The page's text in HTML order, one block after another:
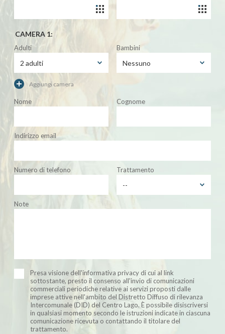
CAMERA 1:
Adulti Bambini
Aggiungi camera
Nome Cognome
Indirizzo email
Numero di telefono Trattamento
Note
Presa visione dell'informativa privacy di cui al link
sottostante, presto il consenso all'invio di comunicazioni
commerciali periodiche relative ai servizi proposti dalle
imprese attive nell'ambito del Distretto Diffuso di rilevanza
Intercomunale (DID) del Centro Lago. È possibile disiscriversi
in qualsiasi momento secondo le istruzioni indicate in ciascuna
comunicazione ricevuta o contattando il titolare del
trattamento.